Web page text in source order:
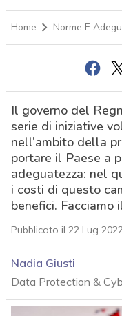
Home Norme E
Il governo del
serie di iniziative
nell’ambito della
portare il Paese a
adeguatezza: nel
i costi di questo
benefici. Facciamo
Pubblicato il 22 Lug
Nadia Giusti
Data Protection &